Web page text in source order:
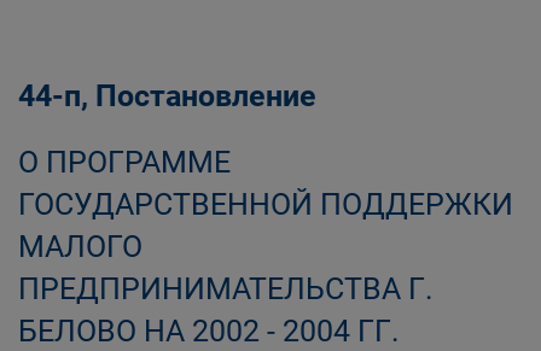
44-п, Постановление
О ПРОГРАММЕ
ГОСУДАРСТВЕННОЙ ПОДДЕРЖКИ
МАЛОГО
ПРЕДПРИНИМАТЕЛЬСТВА Г.
БЕЛОВО НА 2002 - 2004 ГГ.